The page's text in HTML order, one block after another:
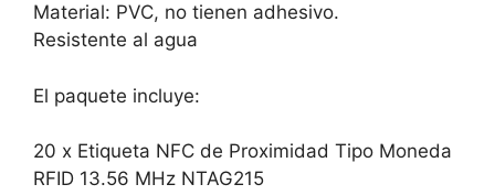
Material: PVC, no tienen adhesivo.
Resistente al agua
El paquete incluye:
20 x Etiqueta NFC de Proximidad Tipo Moneda
RFID 13.56 MHz NTAG215